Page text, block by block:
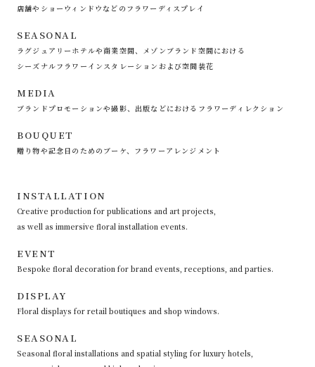
店舗やショーウィンドウなどのフラワーディスプレイ
SEASONAL
ラグジュアリーホテルや商業空間、メゾンブランド空間における
シーズナルフラワーインスタレーションおよび空間装花
MEDIA
ブランドプロモーションや撮影、出版などにおけるフラワーディレクション
BOUQUET
贈り物や記念日のためのブーケ、フラワーアレンジメント
INSTALLATION
Creative production for publications and art projects,
as well as immersive floral installation events.
EVENT
Bespoke floral decoration for brand events, receptions, and parties.
DISPLAY
Floral displays for retail boutiques and shop windows.
SEASONAL
Seasonal floral installations and spatial styling for luxury hotels,